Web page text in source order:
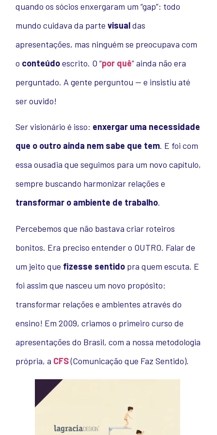
quando os sócios enxergaram um “gap”: todo
mundo cuidava da parte visualdas
apresentações, mas ninguém se preocupava com
o conteúdoescrito. O “por quê” ainda não era
perguntado. A gente perguntou — e insistiu até
ser ouvido!
Ser visionário é isso: enxergar uma necessidade
que o outro ainda nem sabe que tem. E foi com
essa ousadia que seguimos para um novo capítulo,
sempre buscando harmonizar relações e
transformar o ambiente de trabalho.
Percebemos que não bastava criar roteiros
bonitos. Era preciso entender o OUTRO. Falar de
um jeito que fizesse sentido pra quem escuta. E
foi assim que nasceu um novo propósito:
transformar relações e ambientes através do
ensino! Em 2009, criamos o primeiro curso de
apresentações do Brasil, com a nossa metodologia
própria, a CFS(Comunicação que Faz Sentido).